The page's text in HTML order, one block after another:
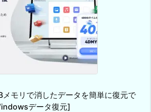
メモリで消したデータを簡単に復元で
データ復元]